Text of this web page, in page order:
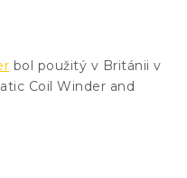
bol použitý v Británii v
Coil Winder and